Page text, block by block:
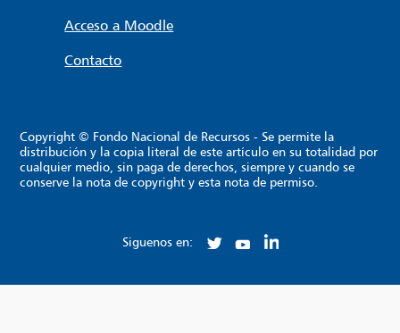
Acceso a Moodle
Contacto
Copyright © Fondo Nacional de Recursos - Se permite la
distribución y la copia literal de este artículo en su totalidad por
cualquier medio, sin paga de derechos, siempre y cuando se
conserve la nota de copyright y esta nota de permiso.
Siguenos en: